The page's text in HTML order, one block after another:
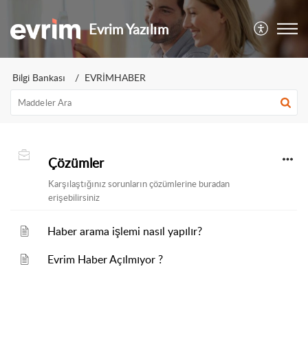
Evrim Yazılım
Bilgi Bankası EVRİMHABER
Çözümler
Karşılaştığınız sorunların çözümlerine buradan
erişebilirsiniz
Haber arama işlemi nasıl yapılır?
Evrim Haber Açılmıyor ?